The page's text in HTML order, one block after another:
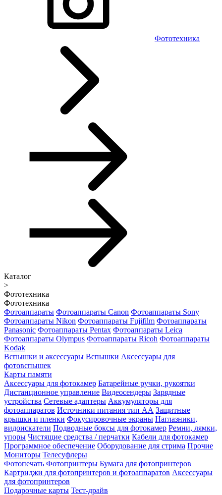
Фототехника
Каталог
>
Фототехника
Фототехника
Фотоаппараты Фотоаппараты Canon Фотоаппараты Sony
Фотоаппараты Nikon Фотоаппараты Fujifilm Фотоаппараты
Panasonic Фотоаппараты Pentax Фотоаппараты Leica
Фотоаппараты Olympus Фотоаппараты Ricoh Фотоаппараты
Kodak
Вспышки и аксессуары Вспышки Аксессуары для
фотовспышек
Карты памяти
Аксессуары для фотокамер Батарейные ручки, рукоятки
Дистанционное управление Видеосендеры Зарядные
устройства Сетевые адаптеры Аккумуляторы для
фотоаппаратов Источники питания тип АА Защитные
крышки и пленки Фокусировочные экраны Наглазники,
видоискатели Подводные боксы для фотокамер Ремни, лямки,
упоры Чистящие средства / перчатки Кабели для фотокамер
Программное обеспечение Оборудование для стрима Прочие
Мониторы Телесуфлеры
Фотопечать Фотопринтеры Бумага для фотопринтеров
Картриджи для фотопринтеров и фотоаппаратов Аксессуары
для фотопринтеров
Подарочные карты Тест-драйв